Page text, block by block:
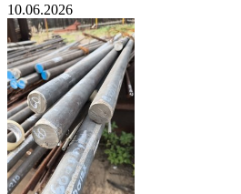
10.06.2026